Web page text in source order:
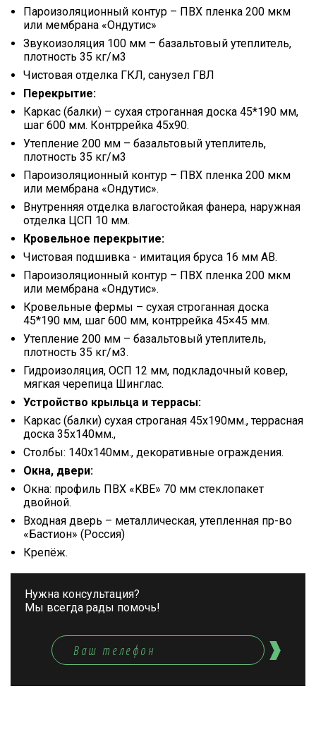
Пароизоляционный контур – ПВХ пленка 200 мкм
или мембрана «Ондутис»
Звукоизоляция 100 мм – базальтовый утеплитель,
плотность 35 кг/м3
Чистовая отделка ГКЛ, санузел ГВЛ
Перекрытие:
Каркас (балки) – сухая строганная доска 45*190 мм,
шаг 600 мм. Контррейка 45х90.
Утепление 200 мм – базальтовый утеплитель,
плотность 35 кг/м3
Пароизоляционный контур – ПВХ пленка 200 мкм
или мембрана «Ондутис».
Внутренняя отделка влагостойкая фанера, наружная
отделка ЦСП 10 мм.
Кровельное перекрытие:
Чистовая подшивка - имитация бруса 16 мм АВ.
Пароизоляционный контур – ПВХ пленка 200 мкм
или мембрана «Ондутис».
Кровельные фермы – сухая строганная доска
45*190 мм, шаг 600 мм, контррейка 45×45 мм.
Утепление 200 мм – базальтовый утеплитель,
плотность 35 кг/м3.
Гидроизоляция, ОСП 12 мм, подкладочный ковер,
мягкая черепица Шинглас.
Устройство крыльца и террасы:
Каркас (балки) сухая строганая 45х190мм., террасная
доска 35х140мм.,
Столбы: 140х140мм., декоративные ограждения.
Окна, двери:
Окна: профиль ПВХ «KBE» 70 мм стеклопакет
двойной.
Входная дверь – металлическая, утепленная пр-во
«Бастион» (Россия)
Крепёж.
Нужна консультация?
Мы всегда рады помочь!